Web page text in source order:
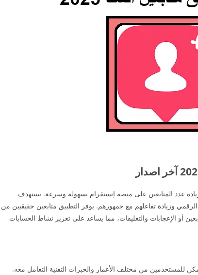
عدد المتابعين على منصة إنستقرام بسهولة وسرعة. يستهدف
وزيادة تفاعلهم مع جمهورهم. يوفر التطبيق متابعين حقيقيين من
أو الإعجابات والتعليقات، مما يساعد على تعزيز نشاط الحسابات
للمستخدمين من مختلف الأعمار والخبرات التقنية التعامل معه.